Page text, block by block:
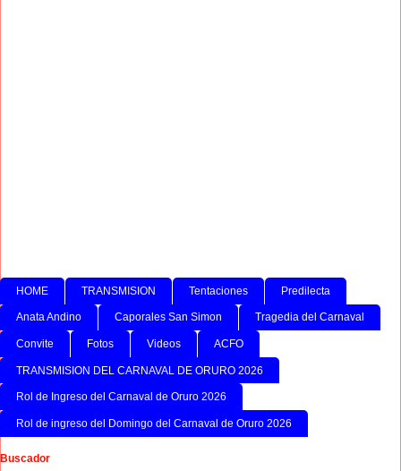
HOME TRANSMISION Tentaciones Predilecta
Anata Andino Caporales San Simon Tragedia del Carnaval
Convite Fotos Videos ACFO
TRANSMISION DEL CARNAVAL DE ORURO 2026
Rol de Ingreso del Carnaval de Oruro 2026
Rol de ingreso del Domingo del Carnaval de Oruro 2026
Buscador